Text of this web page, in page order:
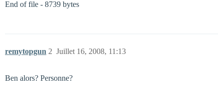
End of file - 8739 bytes
remytopgun Juillet 16, 2008, 11:13
2
Ben alors? Personne?